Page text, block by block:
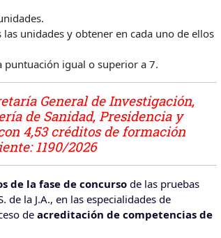
unidades y obtener en cada uno de ellos
puntuación igual o superior a 7.
General de Investigación,
de Sanidad, Presidencia y
4,53 créditos de formación
1190/2026
de la fase de concurso de las pruebas
de la J.A., en las especialidades de
deacreditación de competencias de